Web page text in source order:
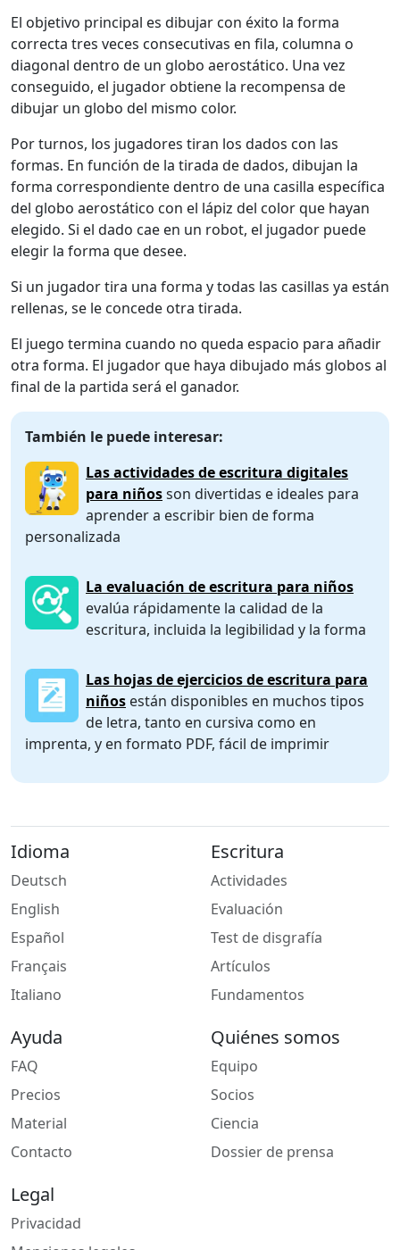
El objetivo principal es dibujar con éxito la forma
correcta tres veces consecutivas en fila, columna o
diagonal dentro de un globo aerostático. Una vez
conseguido, el jugador obtiene la recompensa de
dibujar un globo del mismo color.
Por turnos, los jugadores tiran los dados con las
formas. En función de la tirada de dados, dibujan la
forma correspondiente dentro de una casilla específica
del globo aerostático con el lápiz del color que hayan
elegido. Si el dado cae en un robot, el jugador puede
elegir la forma que desee.
Si un jugador tira una forma y todas las casillas ya están
rellenas, se le concede otra tirada.
El juego termina cuando no queda espacio para añadir
otra forma. El jugador que haya dibujado más globos al
final de la partida será el ganador.
También le puede interesar:
Las actividades de escritura digitales
para niñosson divertidas e ideales para
aprender a escribir bien de forma
personalizada
La evaluación de escritura para niños
evalúa rápidamente la calidad de la
escritura, incluida la legibilidad y la forma
Las hojas de ejercicios de escritura para
niños están disponibles en muchos tipos
de letra, tanto en cursiva como en
imprenta, y en formato PDF, fácil de imprimir
Idioma
Deutsch
English
Español
Français
Italiano
Escritura
Actividades
Evaluación
Test de disgrafía
Artículos
Fundamentos
Ayuda
FAQ
Precios
Material
Contacto
Quiénes somos
Equipo
Socios
Ciencia
Dossier de prensa
Legal
Privacidad